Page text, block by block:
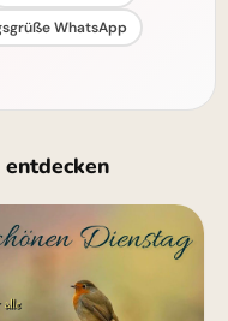
WhatsApp
entdecken